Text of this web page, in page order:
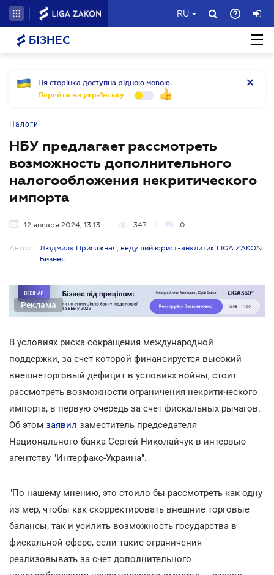
RU
БІЗНЕС
Ця сторінка доступна рідною мовою.
Перейти на українську
Налоги
НБУ предлагает рассмотреть
возможность дополнительного
налогообложения некритического
импорта
12 января 2024, 13:13 347 0
Автор:
Людмила Присяжная, ведущий юрист-аналитик LIGA ZAKON
Бизнес
Реклама
В условиях риска сокращения международной
поддержки, за счет которой финансируется высокий
внешнеторговый дефицит в условиях войны, стоит
рассмотреть возможности ограничения некритического
импорта, в первую очередь за счет фискальных рычагов.
Об этом заявил заместитель председателя
Национального банка Сергей Николайчук в интервью
агентству "Интерфакс-Украина".
"По нашему мнению, это стоило бы рассмотреть как одну
из мер, чтобы как скорректировать внешние торговые
балансы, так и усилить возможность государства в
фискальной сфере, если такие ограничения
реализовывать за счет дополнительного